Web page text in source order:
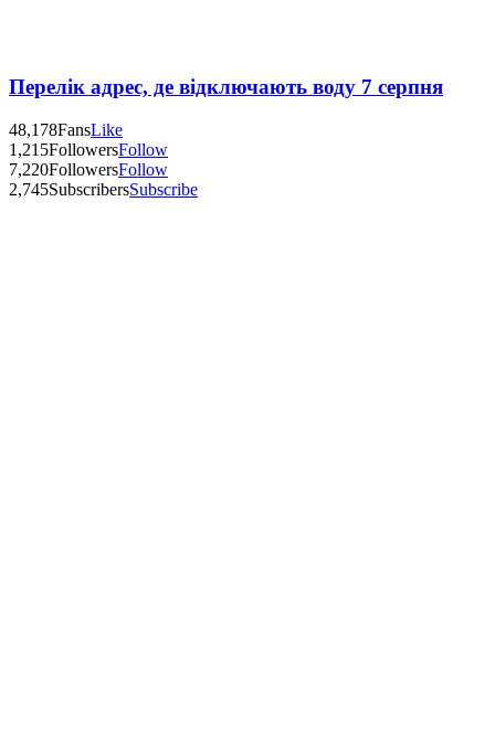
Перелік адрес, де відключають воду 7 серпня
48,178FansLike
1,215FollowersFollow
7,220FollowersFollow
2,745SubscribersSubscribe